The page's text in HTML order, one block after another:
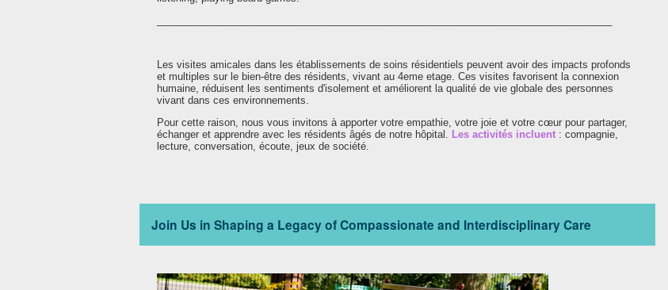
Les visites amicales dans les établissements de soins résidentiels peuvent avoir des impacts profonds
et multiples sur le bien-être des résidents, vivant au 4eme etage. Ces visites favorisent la connexion
humaine, réduisent les sentiments d'isolement et améliorent la qualité de vie globale des personnes
vivant dans ces environnements.
Pour cette raison, nous vous invitons à apporter votre empathie, votre joie et votre cœur pour partager,
échanger et apprendre avec les résidents âgés de notre hôpital. Les activités incluent : compagnie,
lecture, conversation, écoute, jeux de société.
Join Us in Shaping a Legacy of Compassionate and Interdisciplinary Care